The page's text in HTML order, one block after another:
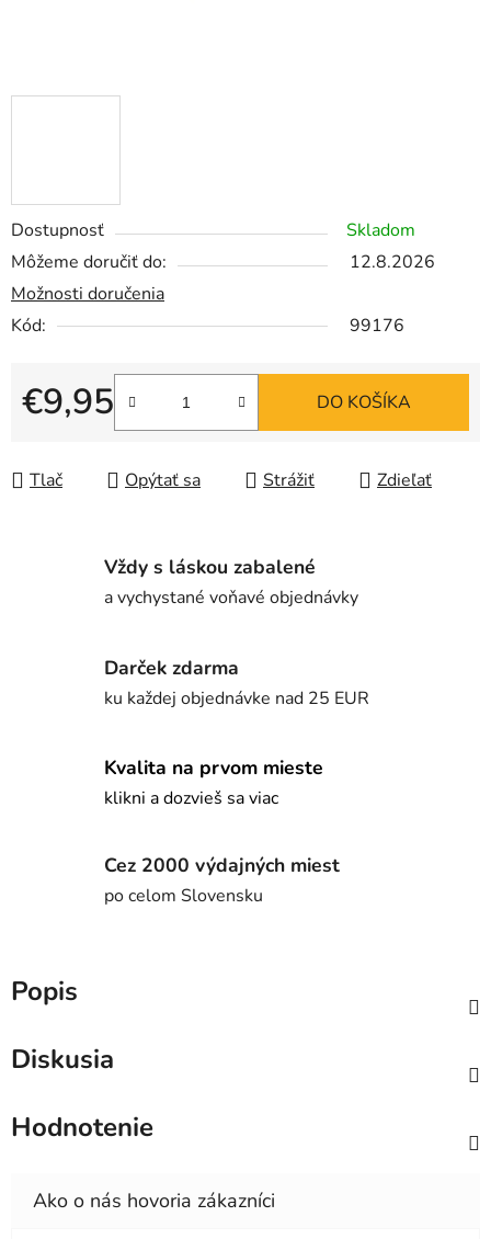
Dostupnosť
Skladom
Môžeme doručiť do:
12.8.2026
Možnosti doručenia
Kód:
99176
€9,95
Jednotková cena:
DO KOŠÍKA
Tlač Opýtať sa Strážiť Zdieľať
Vždy s láskou zabalené
a vychystané voňavé objednávky
Darček zdarma
ku každej objednávke nad 25 EUR
Kvalita na prvom mieste
klikni a dozvieš sa viac
Cez 2000 výdajných miest
po celom Slovensku
Popis
Diskusia
Hodnotenie